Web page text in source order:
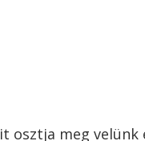
osztja meg velünk